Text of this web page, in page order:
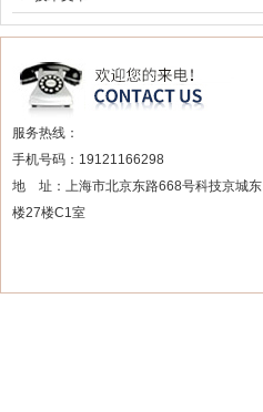
服务热线：
手机号码：19121166298
地 址：上海市北京东路668号科技京城东
楼27楼C1室